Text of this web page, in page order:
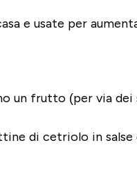
e usate per
un frutto (per via
di cetriolo in salse